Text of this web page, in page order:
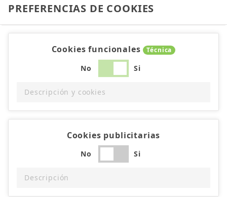
PREFERENCIAS DE COOKIES
Cookies funcionales Técnica
No Si
Descripción y cookies
Cookies publicitarias
No Si
Descripción